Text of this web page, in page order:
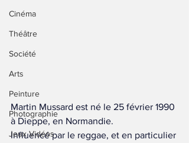
Cinéma
Théâtre
Société
Arts
Peinture
Photographie
Jeux Vidéos
Martin Mussard est né le 25 février 1990
à Dieppe, en Normandie.
Influencé par le reggae, et en particulier